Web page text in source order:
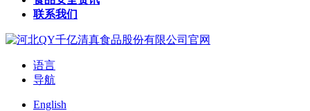
联系我们
语言
导航
English